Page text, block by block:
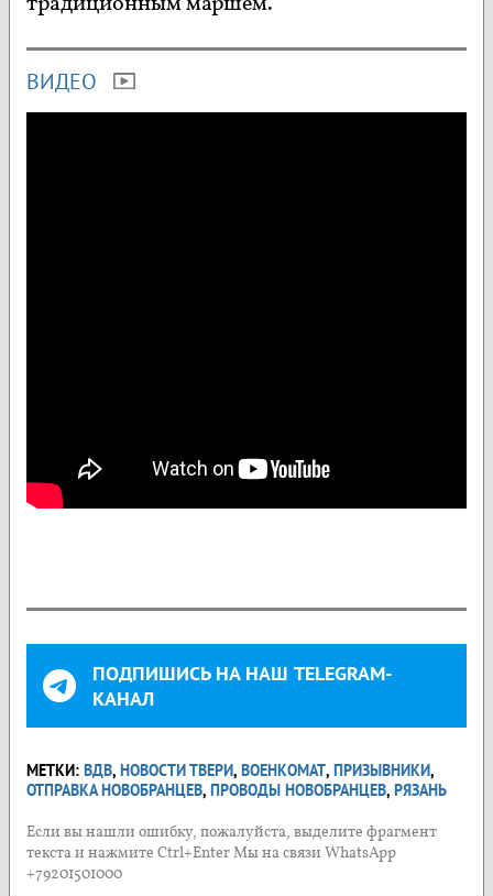
ВИДЕО
ПОДПИШИСЬ НА НАШ TELEGRAM-
КАНАЛ
МЕТКИ: ВДВ, НОВОСТИ ТВЕРИ, ВОЕНКОМАТ, ПРИЗЫВНИКИ,
ОТПРАВКА НОВОБРАНЦЕВ, ПРОВОДЫ НОВОБРАНЦЕВ, РЯЗАНЬ
Если вы нашли ошибку, пожалуйста, выделите фрагмент
текста и нажмите Ctrl+Enter Мы на связи WhatsApp
+79201501000